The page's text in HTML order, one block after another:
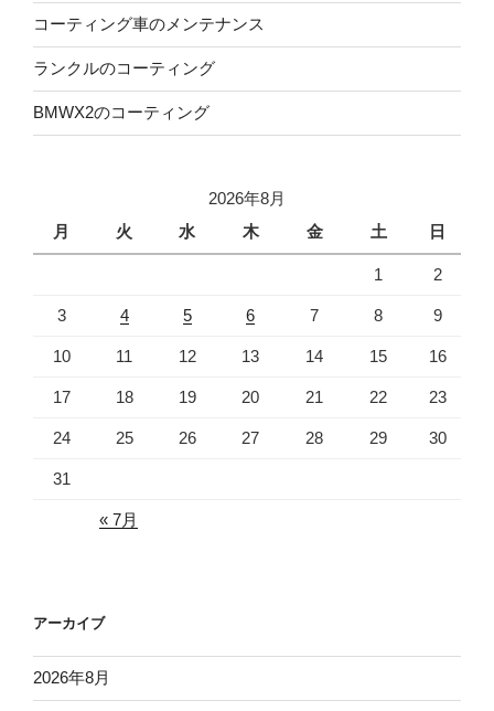
コーティング車のメンテナンス
ランクルのコーティング
BMWX2のコーティング
2026年8月
月
火 水 木 金 土 日
1 2
3 4 5 6 7 8 9
10 11 12 13 14 15 16
17 18 19 20 21 22 23
24 25 26 27 28 29 30
31
« 7月
アーカイブ
2026年8月